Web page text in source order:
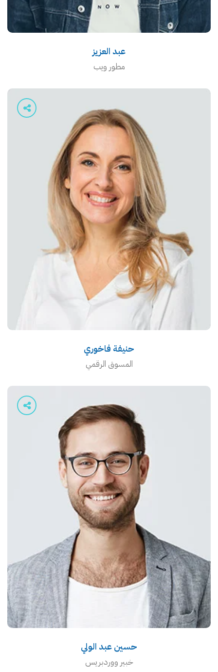
عبد العزيز
مطور ويب
حنيفة فاخوري
المسوق الرقمي
حسين عبد الولي
خبير ووردبريس